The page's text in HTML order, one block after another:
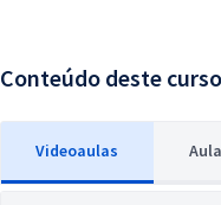
Conteúdo deste curso
Videoaulas